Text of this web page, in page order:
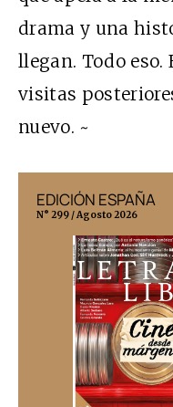
drama y una
llegan. Todo eso.
visitas
nuevo. ~
EDICIÓN ESPAÑA
N° 299 / Agosto 2026